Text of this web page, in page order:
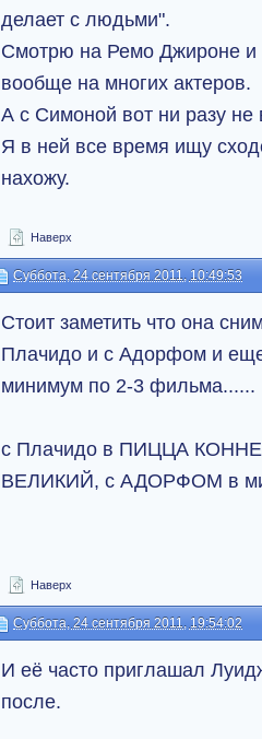
делает с людьми".
Смотрю на Ремо Джироне и
вообще на многих актеров.
А с Симоной вот ни разу не
Я в ней все время ищу
нахожу.
Наверх
Суббота, 24 сентября 2011, 10:49:53
Стоит заметить что она
Плачидо и с Адорфом и
минимум по 2-3 фильма......
с Плачидо в ПИЦЦА
ВЕЛИКИЙ, с АДОРФОМ в
Наверх
Суббота, 24 сентября 2011, 19:54:02
И её часто приглашал
после.